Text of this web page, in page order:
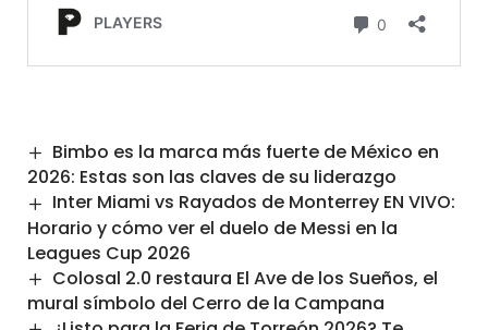
Bimbo es la marca más fuerte de México en
2026: Estas son las claves de su liderazgo
Inter Miami vs Rayados de Monterrey EN VIVO:
Horario y cómo ver el duelo de Messi en la
Leagues Cup 2026
Colosal 2.0 restaura El Ave de los Sueños, el
mural símbolo del Cerro de la Campana